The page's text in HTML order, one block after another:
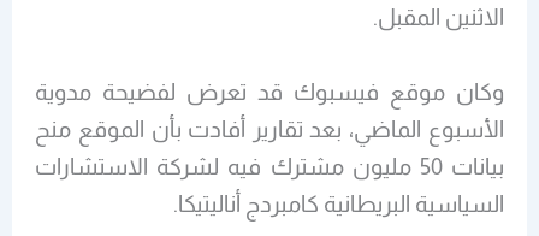
الاثنين المقبل.
وكان موقع فيسبوك قد تعرض لفضيحة مدوية
الأسبوع الماضي، بعد تقارير أفادت بأن الموقع منح
بيانات 50 مليون مشترك فيه لشركة الاستشارات
السياسية البريطانية كامبردج أناليتيكا.